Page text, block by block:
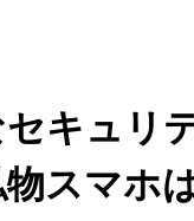
キュリ
スマホ